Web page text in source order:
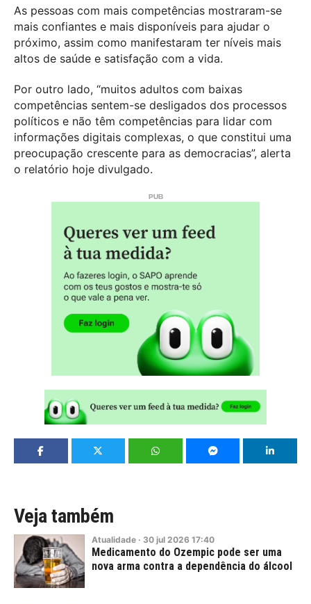
As pessoas com mais competências mostraram-se
mais confiantes e mais disponíveis para ajudar o
próximo, assim como manifestaram ter níveis mais
altos de saúde e satisfação com a vida.
Por outro lado, “muitos adultos com baixas
competências sentem-se desligados dos processos
políticos e não têm competências para lidar com
informações digitais complexas, o que constitui uma
preocupação crescente para as democracias”, alerta
o relatório hoje divulgado.
Veja também
Atualidade · 30 jul 2026 17:40
Medicamento do Ozempic pode ser uma
nova arma contra a dependência do álcool